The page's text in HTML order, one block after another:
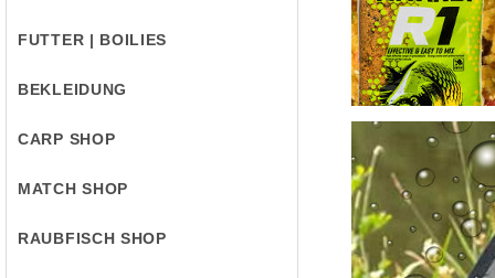
FUTTER | BOILIES
BEKLEIDUNG
CARP SHOP
MATCH SHOP
RAUBFISCH SHOP